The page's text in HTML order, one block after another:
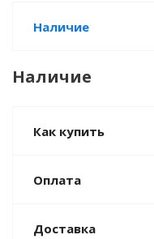
Наличие
Наличие
Как купить
Оплата
Доставка